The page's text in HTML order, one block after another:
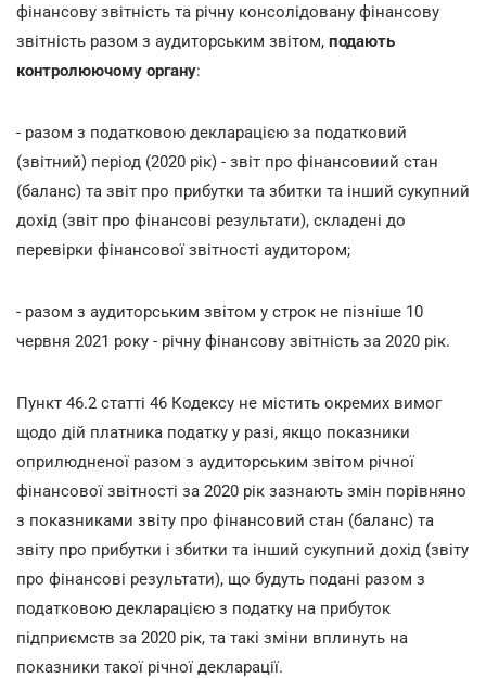
фінансову звітність та річну консолідовану фінансову
звітність разом з аудиторським звітом, подають
контролюючому органу:
- разом з податковою декларацією за податковий
(звітний) період (2020 рік) - звіт про фінансовиий стан
(баланс) та звіт про прибутки та збитки та інший сукупний
дохід (звіт про фінансові результати), складені до
перевірки фінансової звітності аудитором;
- разом з аудиторським звітом у строк не пізніше 10
червня 2021 року - річну фінансову звітність за 2020 рік.
Пункт 46.2 статті 46 Кодексу не містить окремих вимог
щодо дій платника податку у разі, якщо показники
оприлюдненої разом з аудиторським звітом річної
фінансової звітності за 2020 рік зазнають змін порівняно
з показниками звіту про фінансовий стан (баланс) та
звіту про прибутки і збитки та інший сукупний дохід (звіту
про фінансові результати), що будуть подані разом з
податковою декларацією з податку на прибуток
підприємств за 2020 рік, та такі зміни вплинуть на
показники такої річної декларації.